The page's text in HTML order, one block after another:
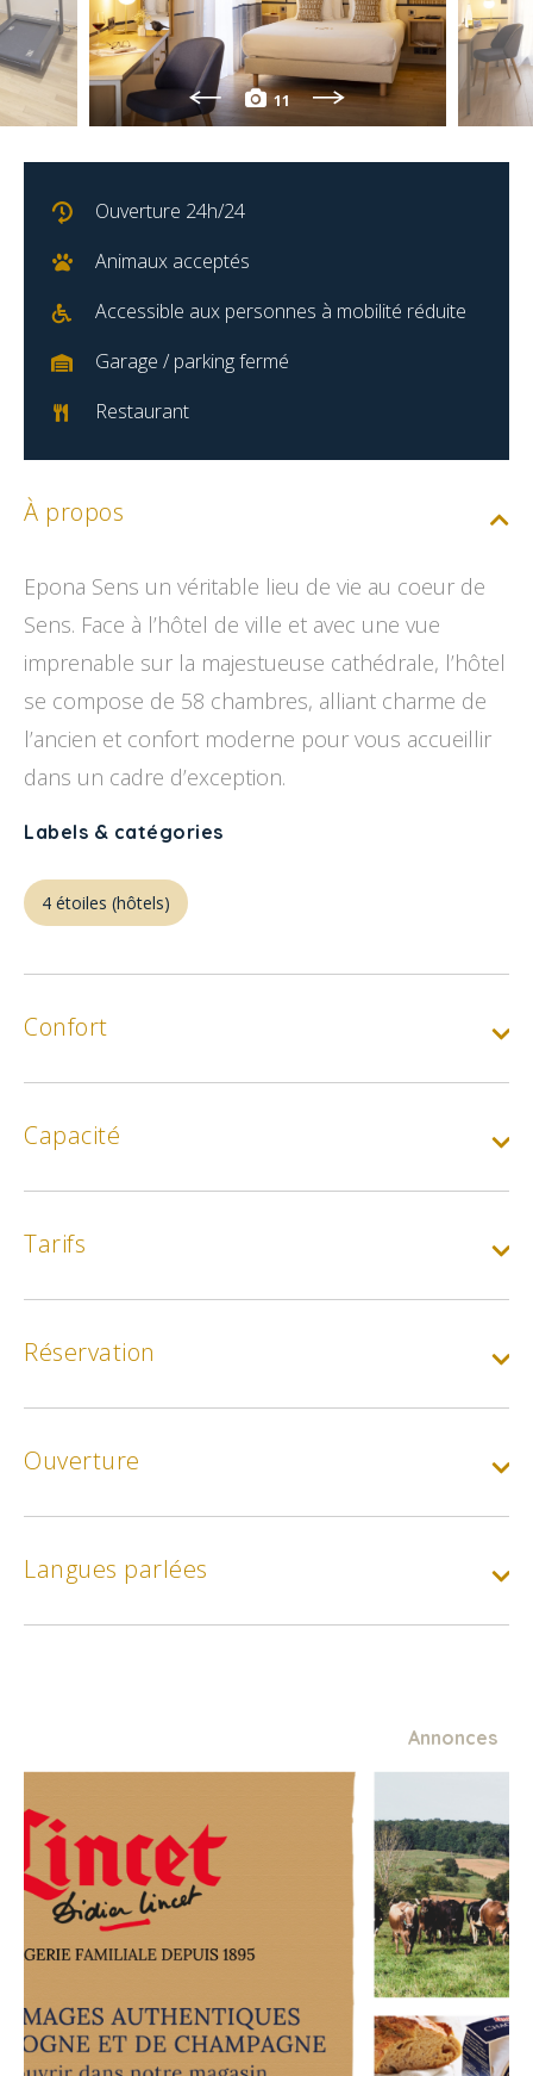
11
Ouverture 24h/24
Animaux acceptés
Accessible aux personnes à mobilité réduite
Garage / parking fermé
Restaurant
À propos
Epona Sens un véritable lieu de vie au coeur de
Sens. Face à l’hôtel de ville et avec une vue
imprenable sur la majestueuse cathédrale, l’hôtel
se compose de 58 chambres, alliant charme de
l’ancien et confort moderne pour vous accueillir
dans un cadre d’exception.
Labels & catégories
4 étoiles (hôtels)
Confort
Capacité
Tarifs
Chambre double
Min.130€
Petit-déjeuner
Tarif spécial :
Séminaires / Forfait demi-journée
Séminaires / Tarif journée
Min.
Séminaires / Tarif résidentiel
Min.260€
Réservation
Ouverture
Langues parlées
Annonces